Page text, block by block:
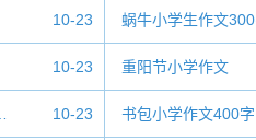
10-23 蜗牛小学生作文
10-23 重阳节小学作文
10-23 书包小学作文400字